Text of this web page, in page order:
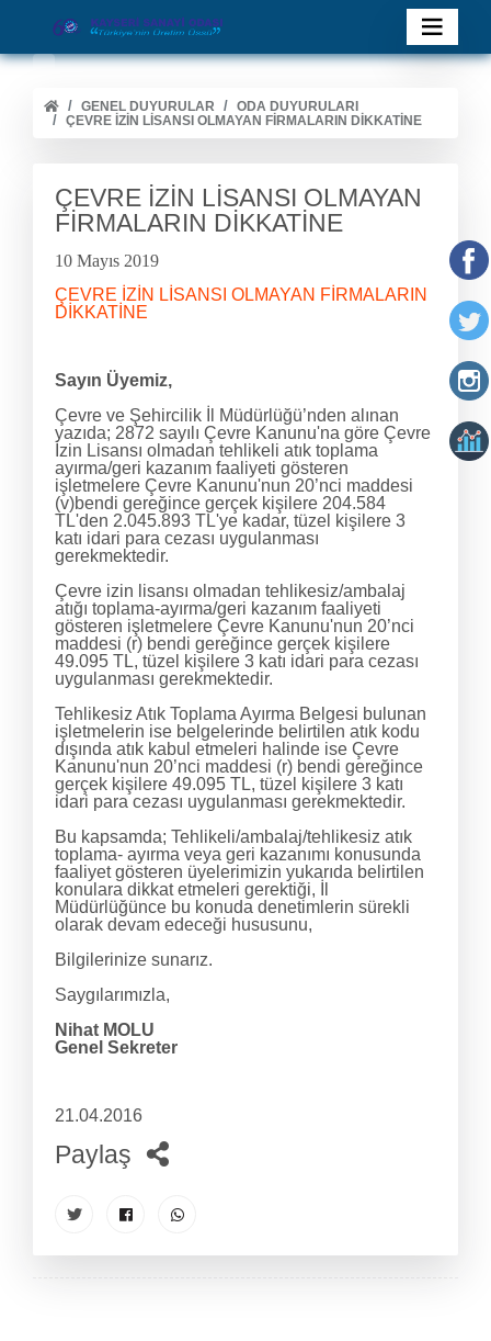
GENEL DUYURULAR
ODA DUYURULARI
ÇEVRE İZİN LİSANSI OLMAYAN FİRMALARIN DİKKATİNE
ÇEVRE İZİN LİSANSI OLMAYAN
FİRMALARIN DİKKATİNE
10 Mayıs 2019
ÇEVRE İZİN LİSANSI OLMAYAN FİRMALARIN
DİKKATİNE
Sayın Üyemiz,
Çevre ve Şehircilik İl Müdürlüğü’nden alınan
yazıda; 2872 sayılı Çevre Kanunu'na göre Çevre
İzin Lisansı olmadan tehlikeli atık toplama
ayırma/geri kazanım faaliyeti gösteren
işletmelere Çevre Kanunu'nun 20’nci maddesi
(v)bendi gereğince gerçek kişilere 204.584
TL'den 2.045.893 TL'ye kadar, tüzel kişilere 3
katı idari para cezası uygulanması
gerekmektedir.
Çevre izin lisansı olmadan tehlikesiz/ambalaj
atığı toplama-ayırma/geri kazanım faaliyeti
gösteren işletmelere Çevre Kanunu'nun 20’nci
maddesi (r) bendi gereğince gerçek kişilere
49.095 TL, tüzel kişilere 3 katı idari para cezası
uygulanması gerekmektedir.
Tehlikesiz Atık Toplama Ayırma Belgesi bulunan
işletmelerin ise belgelerinde belirtilen atık kodu
dışında atık kabul etmeleri halinde ise Çevre
Kanunu'nun 20’nci maddesi (r) bendi gereğince
gerçek kişilere 49.095 TL, tüzel kişilere 3 katı
idari para cezası uygulanması gerekmektedir.
Bu kapsamda; Tehlikeli/ambalaj/tehlikesiz atık
toplama- ayırma veya geri kazanımı konusunda
faaliyet gösteren üyelerimizin yukarıda belirtilen
konulara dikkat etmeleri gerektiği, İl
Müdürlüğünce bu konuda denetimlerin sürekli
olarak devam edeceği hususunu,
Bilgilerinize sunarız.
Saygılarımızla,
Nihat MOLU
Genel Sekreter
21.04.2016
Paylaş